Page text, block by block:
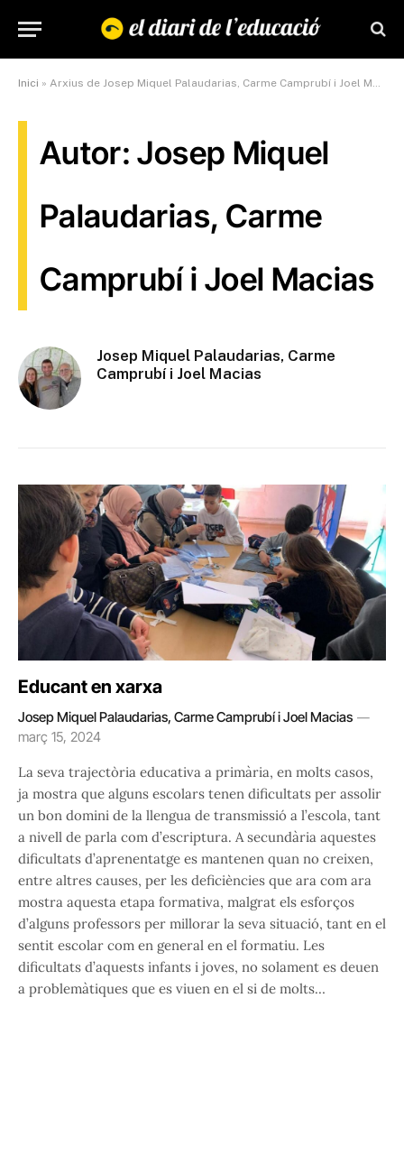
Inici » Arxius de Josep Miquel Palaudarias, Carme Camprubí i Joel Macias
Autor: Josep Miquel
Palaudarias, Carme
Camprubí i Joel Macias
Josep Miquel Palaudarias, Carme
Camprubí i Joel Macias
Educant en xarxa
Josep Miquel Palaudarias, Carme Camprubí i Joel Macias
març 15, 2024
La seva trajectòria educativa a primària, en molts casos,
ja mostra que alguns escolars tenen dificultats per assolir
un bon domini de la llengua de transmissió a l’escola, tant
a nivell de parla com d’escriptura. A secundària aquestes
dificultats d’aprenentatge es mantenen quan no creixen,
entre altres causes, per les deficiències que ara com ara
mostra aquesta etapa formativa, malgrat els esforços
d’alguns professors per millorar la seva situació, tant en el
sentit escolar com en general en el formatiu. Les
dificultats d’aquests infants i joves, no solament es deuen
a problemàtiques que es viuen en el si de molts…